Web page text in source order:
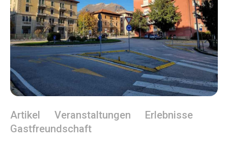
Artikel Veranstaltungen
Erlebnisse
Gastfreundschaft